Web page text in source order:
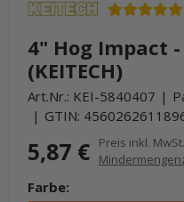
4" Hog Impact
(KEITECH)
Art.Nr.: KEI-5840407
GTIN:
5,87 € Preis inkl.
Farbe: